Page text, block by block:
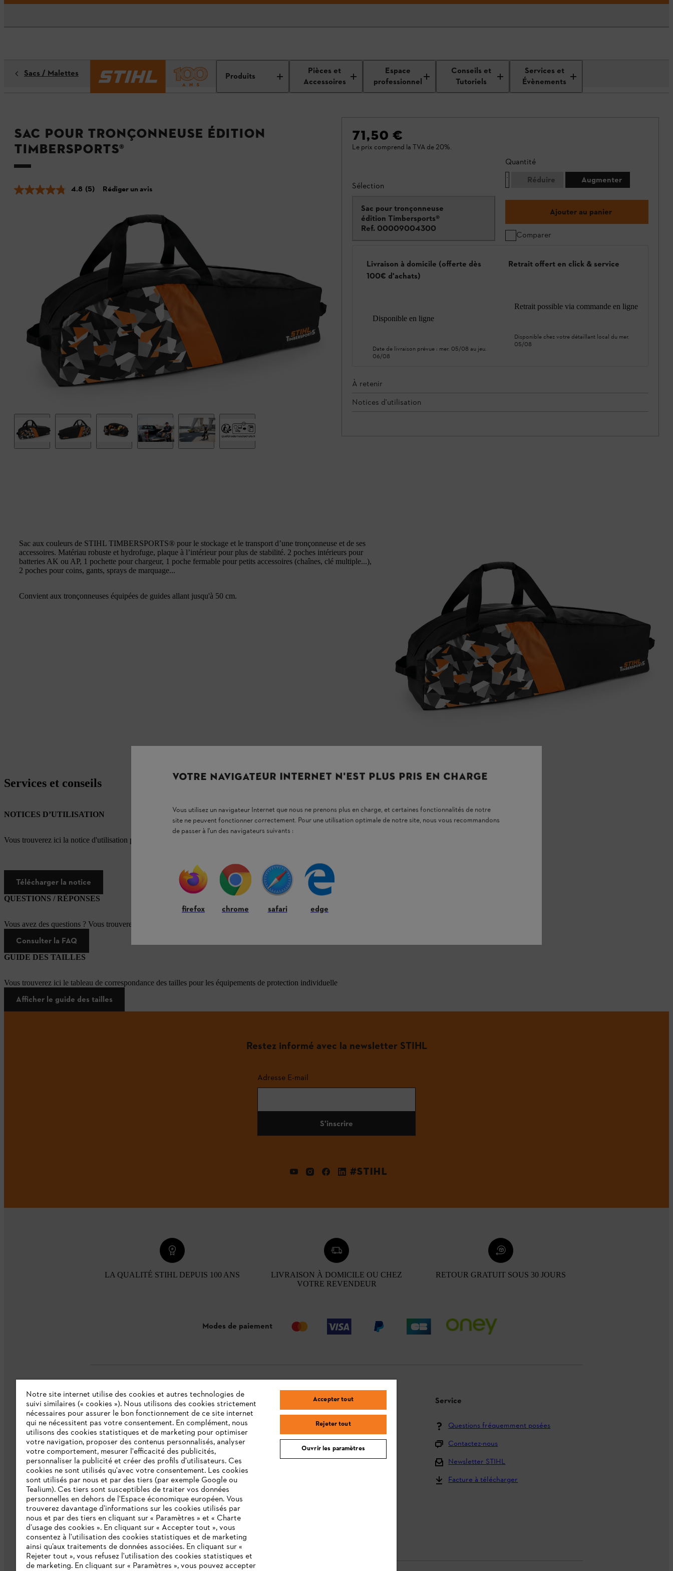
Produits
Pièces et
Accessoires
Espace
professionnel
Conseils et
Tutoriels
Services et
Évènements
Sacs / Malettes
Sac pour tronçonneuse édition
Timbersports®
4.8 (5) Rédiger un avis
71,50 €
Le prix comprend la TVA de 20%.
Sélection
Sac pour tronçonneuse
édition Timbersports®
Ref. 00009004300
Quantité
Réduire
Augmenter
Ajouter au panier
Comparer
Livraison à domicile (offerte dès
100€ d'achats)
Disponible en ligne
Date de livraison prévue : mer. 05/08 au jeu.
06/08
Retrait offert en click & service
Retrait possible via commande en ligne
Disponible chez votre détaillant local du mer.
05/08
À retenir
Notices d'utilisation
Sac aux couleurs de STIHL TIMBERSPORTS® pour le stockage et le transport d’une tronçonneuse et de ses
accessoires. Matériau robuste et hydrofuge, plaque à l’intérieur pour plus de stabilité. 2 poches intérieurs pour
batteries AK ou AP, 1 pochette pour chargeur, 1 poche fermable pour petits accessoires (chaînes, clé multiple...),
2 poches pour coins, gants, sprays de marquage...
Convient aux tronçonneuses équipées de guides allant jusqu'à 50 cm.
Services et conseils
NOTICES D’UTILISATION
Vous trouverez ici la notice d'utilisation pour ce produit STIHL
Télécharger la notice
QUESTIONS / RÉPONSES
Vous avez des questions ? Vous trouverez ici les réponses aux questions les plus fréquemment posées
Consulter la FAQ
GUIDE DES TAILLES
Vous trouverez ici le tableau de correspondance des tailles pour les équipements de protection individuelle
Afficher le guide des tailles
Restez informé avec la newsletter STIHL
Adresse E-mail
S'inscrire
#STIHL
LA QUALITÉ STIHL DEPUIS 100 ANS
LIVRAISON À DOMICILE OU CHEZ
VOTRE REVENDEUR
RETOUR GRATUIT SOUS 30 JOURS
Modes de paiement
L'Entreprise
Collections STIHL
Qui sommes-nous ?
Presse
Ligne Intégrité STIHL
Programme partenaire STIHL
Déclaration d'accessibilité
Questions / Réponses
Moyens de paiement
Droit de rétractation et retour
Service
Questions fréquemment posées
Contactez-nous
Newsletter STIHL
Facture à télécharger
VOTRE NAVIGATEUR INTERNET N'EST PLUS PRIS EN CHARGE
Vous utilisez un navigateur Internet que nous ne prenons plus en charge, et certaines fonctionnalités de notre
site ne peuvent fonctionner correctement. Pour une utilisation optimale de notre site, nous vous recommandons
de passer à l'un des navigateurs suivants :
firefox chrome safari edge
Notre site internet utilise des cookies et autres technologies de
suivi similaires (« cookies »). Nous utilisons des cookies strictement
nécessaires pour assurer le bon fonctionnement de ce site internet
qui ne nécessitent pas votre consentement. En complément, nous
utilisons des cookies statistiques et de marketing pour optimiser
votre navigation, proposer des contenus personnalisés, analyser
votre comportement, mesurer l'efficacité des publicités,
personnaliser la publicité et créer des profils d'utilisateurs. Ces
cookies ne sont utilisés qu'avec votre consentement. Les cookies
sont utilisés par nous et par des tiers (par exemple Google ou
Tealium). Ces tiers sont susceptibles de traiter vos données
personnelles en dehors de l'Espace économique européen. Vous
trouverez davantage d’informations sur les cookies utilisés par
nous et par des tiers en cliquant sur « Paramètres » et « Charte
d’usage des cookies ». En cliquant sur « Accepter tout », vous
consentez à l'utilisation des cookies statistiques et de marketing
ainsi qu’aux traitements de données associées. En cliquant sur «
Rejeter tout », vous refusez l'utilisation des cookies statistiques et
de marketing. En cliquant sur « Paramètres », vous pouvez accepter
Accepter tout
Rejeter tout
Ouvrir les paramètres